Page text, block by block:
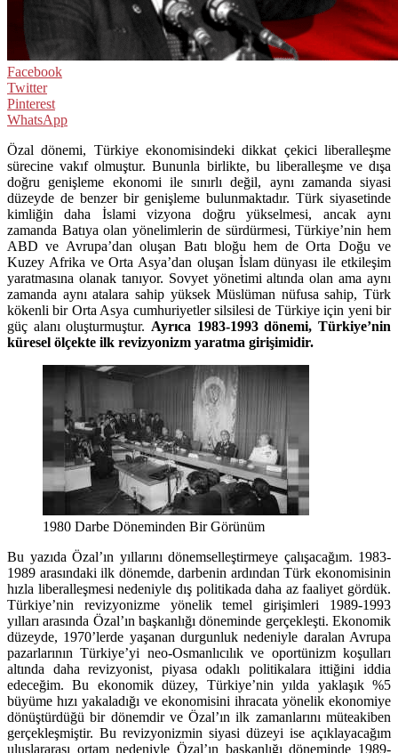
Facebook
Twitter
Pinterest
WhatsApp
Özal dönemi, Türkiye ekonomisindeki dikkat çekici liberalleşme
sürecine vakıf olmuştur. Bununla birlikte, bu liberalleşme ve dışa
doğru genişleme ekonomi ile sınırlı değil, aynı zamanda siyasi
düzeyde de benzer bir genişleme bulunmaktadır. Türk siyasetinde
kimliğin daha İslami vizyona doğru yükselmesi, ancak aynı
zamanda Batıya olan yönelimlerin de sürdürmesi, Türkiye’nin hem
ABD ve Avrupa’dan oluşan Batı bloğu hem de Orta Doğu ve
Kuzey Afrika ve Orta Asya’dan oluşan İslam dünyası ile etkileşim
yaratmasına olanak tanıyor. Sovyet yönetimi altında olan ama aynı
zamanda aynı atalara sahip yüksek Müslüman nüfusa sahip, Türk
kökenli bir Orta Asya cumhuriyetler silsilesi de Türkiye için yeni bir
güç alanı oluşturmuştur. Ayrıca 1983-1993 dönemi, Türkiye’nin
küresel ölçekte ilk revizyonizm yaratma girişimidir.
1980 Darbe Döneminden Bir Görünüm
Bu yazıda Özal’ın yıllarını dönemselleştirmeye çalışacağım. 1983-
1989 arasındaki ilk dönemde, darbenin ardından Türk ekonomisinin
hızla liberalleşmesi nedeniyle dış politikada daha az faaliyet gördük.
Türkiye’nin revizyonizme yönelik temel girişimleri 1989-1993
yılları arasında Özal’ın başkanlığı döneminde gerçekleşti. Ekonomik
düzeyde, 1970’lerde yaşanan durgunluk nedeniyle daralan Avrupa
pazarlarının Türkiye’yi neo-Osmanlıcılık ve oportünizm koşulları
altında daha revizyonist, piyasa odaklı politikalara ittiğini iddia
edeceğim. Bu ekonomik düzey, Türkiye’nin yılda yaklaşık %5
büyüme hızı yakaladığı ve ekonomisini ihracata yönelik ekonomiye
dönüştürdüğü bir dönemdir ve Özal’ın ilk zamanlarını müteakiben
gerçekleşmiştir. Bu revizyonizmin siyasi düzeyi ise açıklayacağım
uluslararası ortam nedeniyle Özal’ın başkanlığı döneminde 1989-